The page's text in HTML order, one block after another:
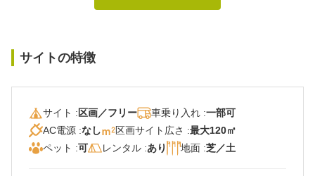
サイトの特徴
サイト :区画／フリー 車乗り入れ :一部可
AC電源 :なし 区画サイト広さ :最大120㎡
ペット :可 レンタル :あり 地面 :芝／土